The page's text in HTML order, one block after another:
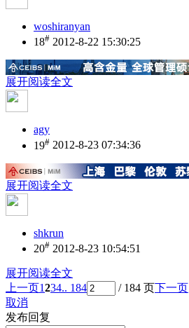
woshiranyan
18# 2012-8-22 15:30:25
展开阅读全文
agy
19# 2012-8-23 07:34:36
展开阅读全文
shkrun
20# 2012-8-23 10:54:51
展开阅读全文
上一页1234.. 184 / 184 页下一页
取消
发布回复